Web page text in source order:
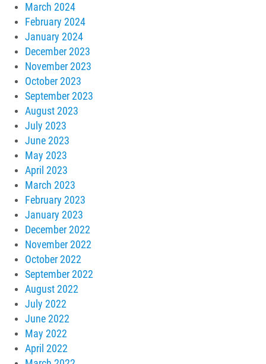
March 2024
February 2024
January 2024
December 2023
November 2023
October 2023
September 2023
August 2023
July 2023
June 2023
May 2023
April 2023
March 2023
February 2023
January 2023
December 2022
November 2022
October 2022
September 2022
August 2022
July 2022
June 2022
May 2022
April 2022